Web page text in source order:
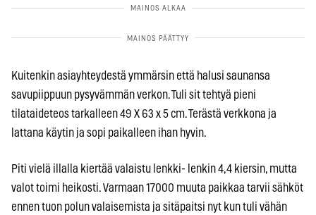
Kuitenkin asiayhteydestä ymmärsin että halusi saunansa
savupiippuun pysyvämmän verkon. Tuli sit tehtyä pieni
tilataideteos tarkalleen 49 X 63 x 5 cm. Terästä verkkona ja
lattana käytin ja sopi paikalleen ihan hyvin.
Piti vielä illalla kiertää valaistu lenkki- lenkin 4,4 kiersin, mutta
valot toimi heikosti. Varmaan 17000 muuta paikkaa tarvii sähköt
ennen tuon polun valaisemista ja sitäpaitsi nyt kun tuli vähän